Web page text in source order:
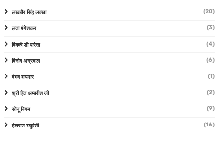
लखबीर सिंह लक्खा (20)
लता मंगेशकर (3)
विक्की डी पारेख (4)
विनोद अग्रवाल (6)
वैभव बाघमार (1)
श्री हित अम्बरीश जी (2)
सोनू निगम (9)
हंसराज रघुवंशी (16)